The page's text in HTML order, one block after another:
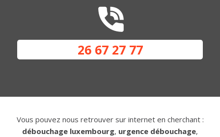
26 67 27 77
Vous pouvez nous retrouver sur internet en cherchant :
débouchage luxembourg, urgence débouchage,